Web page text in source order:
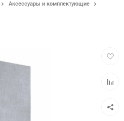
Аксессуары и комплектующие